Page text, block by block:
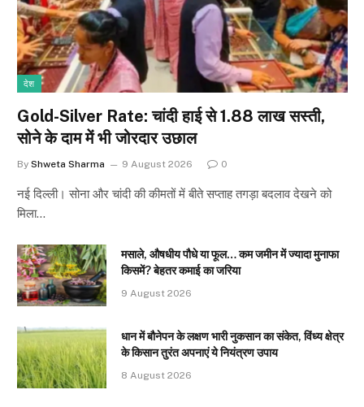
देश
Gold-Silver Rate: चांदी हाई से ₹1.88 लाख सस्ती,
सोने के दाम में भी जोरदार उछाल
By Shweta Sharma 9 August 2026 0
नई दिल्ली। सोना और चांदी की कीमतों में बीते सप्ताह तगड़ा बदलाव देखने को
मिला…
मसाले, औषधीय पौधे या फूल… कम जमीन में ज्यादा मुनाफा
किसमें? बेहतर कमाई का जरिया
9 August 2026
धान में बौनेपन के लक्षण भारी नुकसान का संकेत, विंध्य क्षेत्र
के किसान तुरंत अपनाएं ये नियंत्रण उपाय
8 August 2026